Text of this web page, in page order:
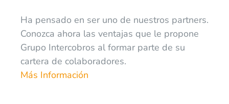
Ha pensado en ser uno de nuestros partners.
Conozca ahora las ventajas que le propone
Grupo Intercobros al formar parte de su
cartera de colaboradores.
Más Información